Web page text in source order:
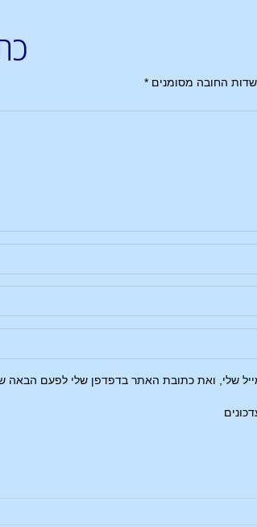
שדות החובה מסומנים*
שלי, ואת כתובת האתר בדפדפן שלי לפעם הבאה